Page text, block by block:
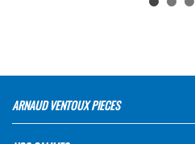
ARNAUD VENTOUX PIECES